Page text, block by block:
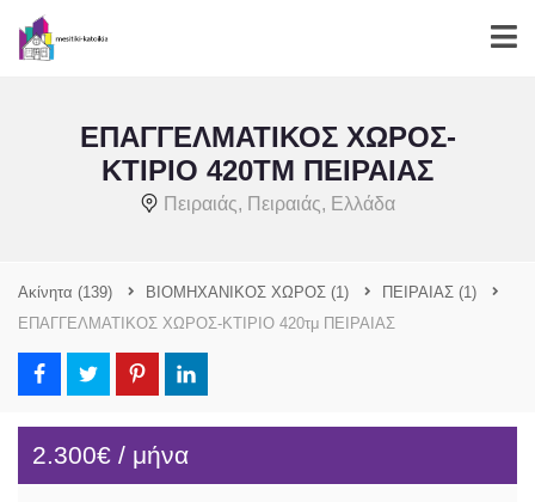
ΕΠΑΓΓΕΛΜΑΤΙΚΟΣ ΧΩΡΟΣ-
ΚΤΙΡΙΟ 420ΤΜ ΠΕΙΡΑΙΑΣ
Πειραιάς, Πειραιάς, Ελλάδα
Ακίνητα (139) ΒΙΟΜΗΧΑΝΙΚΟΣ ΧΩΡΟΣ (1) ΠΕΙΡΑΙΑΣ (1)
ΕΠΑΓΓΕΛΜΑΤΙΚΟΣ ΧΩΡΟΣ-ΚΤΙΡΙΟ 420τμ ΠΕΙΡΑΙΑΣ
2.300€ / μήνα